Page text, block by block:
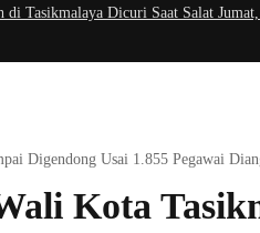
Tasikmalaya Dicuri Saat Salat
Digendong Usai 1.855 Pegawai
Kota